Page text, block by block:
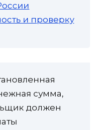
и проверку
сумма,
должен